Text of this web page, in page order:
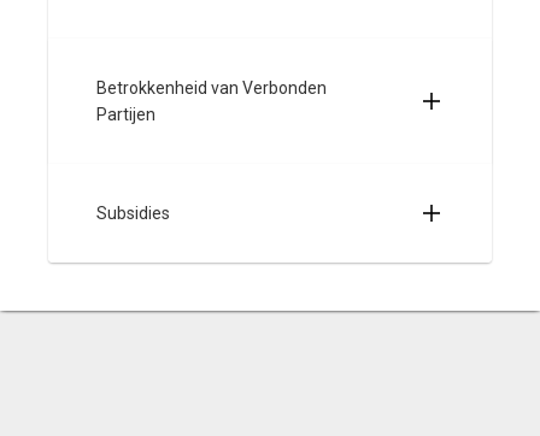
Betrokkenheid van Verbonden
Partijen
Subsidies